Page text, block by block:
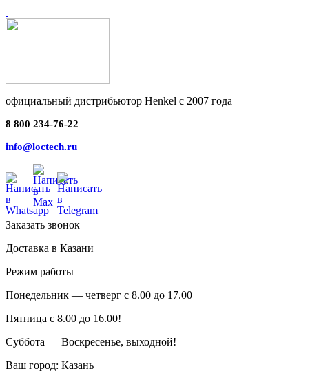
официальный дистрибьютор Henkel с 2007 года
8 800 234-76-22
info@loctech.ru
Заказать звонок
Доставка в Казани
Режим работы
Понедельник — четверг с 8.00 до 17.00
Пятница с 8.00 до 16.00!
Суббота — Воскресенье, выходной!
Ваш город: Казань